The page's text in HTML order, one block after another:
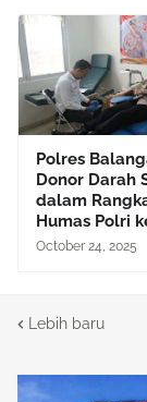
Polres
Donor Darah
dalam
Humas Polri
October 24, 2025
Lebih baru